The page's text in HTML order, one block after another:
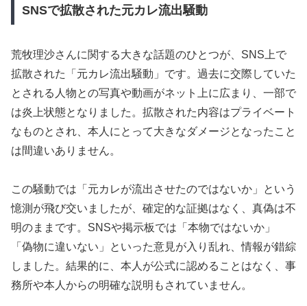
SNSで拡散された元カレ流出騒動
荒牧理沙さんに関する大きな話題のひとつが、SNS上で
拡散された「元カレ流出騒動」です。過去に交際していた
とされる人物との写真や動画がネット上に広まり、一部で
は炎上状態となりました。拡散された内容はプライベート
なものとされ、本人にとって大きなダメージとなったこと
は間違いありません。
この騒動では「元カレが流出させたのではないか」という
憶測が飛び交いましたが、確定的な証拠はなく、真偽は不
明のままです。SNSや掲示板では「本物ではないか」
「偽物に違いない」といった意見が入り乱れ、情報が錯綜
しました。結果的に、本人が公式に認めることはなく、事
務所や本人からの明確な説明もされていません。